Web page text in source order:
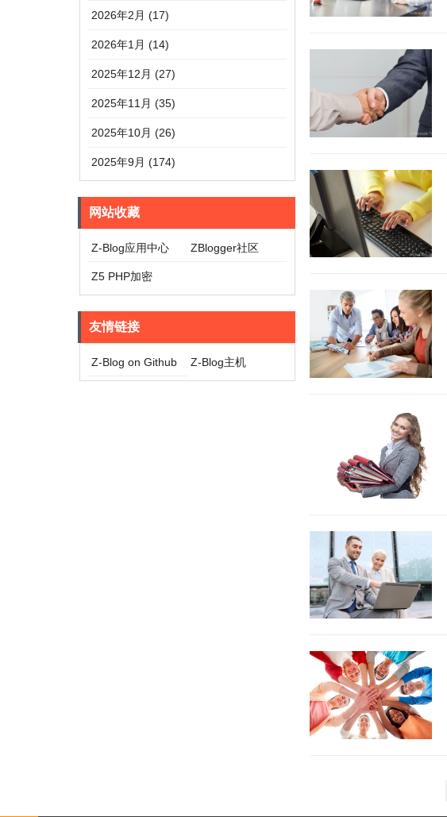
2026年2月 (17)
2026年1月 (14)
2025年12月 (27)
2025年11月 (35)
2025年10月 (26)
2025年9月 (174)
网站收藏
Z-Blog应用中心 ZBlogger社区
Z5 PHP加密
友情链接
Z-Blog on Github Z-Blog主机